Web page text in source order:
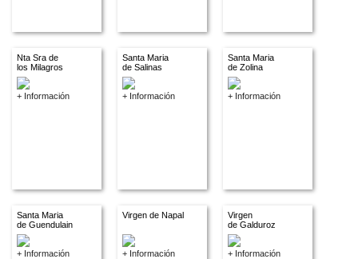
Nta Sra de
los Milagros
+ Información
Santa Maria
de Salinas
+ Información
Santa Maria
de Zolina
+ Información
Santa Maria
de Guendulain
+ Información
Virgen de Napal
+ Información
Virgen
de Galduroz
+ Información